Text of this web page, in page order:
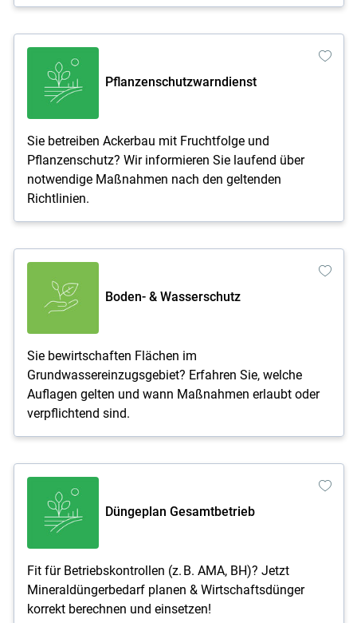
Pflanzenschutzwarndienst
Sie betreiben Ackerbau mit Fruchtfolge und
Pflanzenschutz? Wir informieren Sie laufend über
notwendige Maßnahmen nach den geltenden
Richtlinien.
Boden- & Wasserschutz
Sie bewirtschaften Flächen im
Grundwassereinzugsgebiet? Erfahren Sie, welche
Auflagen gelten und wann Maßnahmen erlaubt oder
verpflichtend sind.
Düngeplan Gesamtbetrieb
Fit für Betriebskontrollen (z. B. AMA, BH)? Jetzt
Mineraldüngerbedarf planen & Wirtschaftsdünger
korrekt berechnen und einsetzen!